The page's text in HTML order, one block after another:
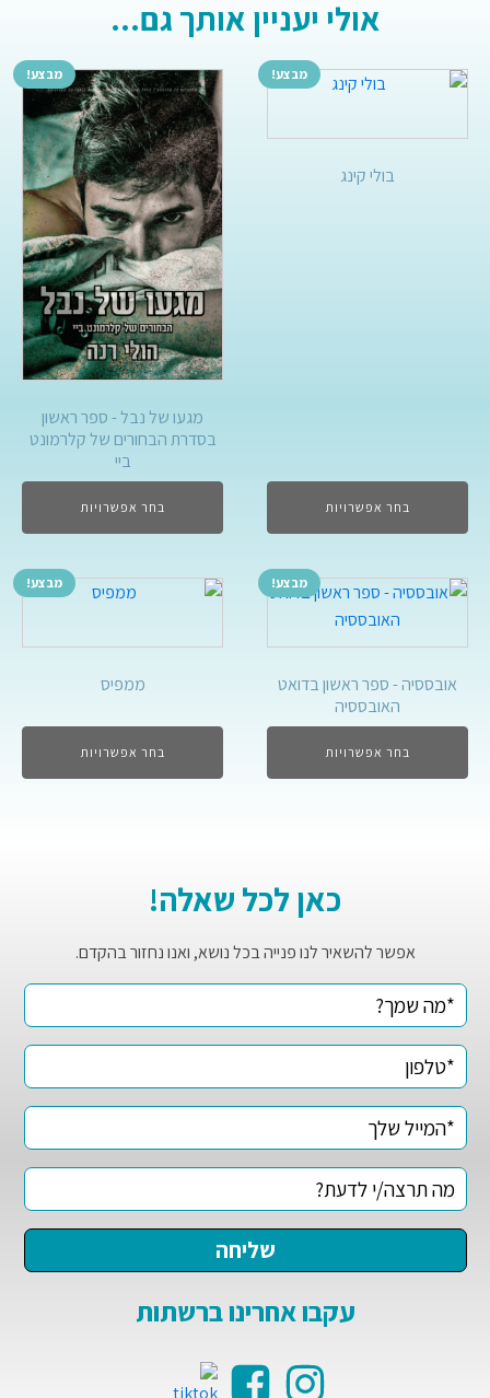
אולי יעניין אותך גם...
מבצע!
בולי קינג
בחר אפשרויות
מבצע!
מגעו של נבל - ספר ראשון
בסדרת הבחורים של קלרמונט
ביי
בחר אפשרויות
מבצע!
אובססיה - ספר ראשון בדואט
האובססיה
בחר אפשרויות
מבצע!
ממפיס
בחר אפשרויות
כאן לכל שאלה!
אפשר להשאיר לנו פנייה בכל נושא, ואנו נחזור בהקדם.
עקבו אחרינו ברשתות